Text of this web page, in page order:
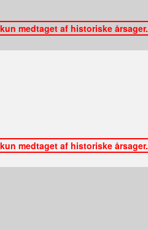
medtaget af historiske årsager.
medtaget af historiske årsager.